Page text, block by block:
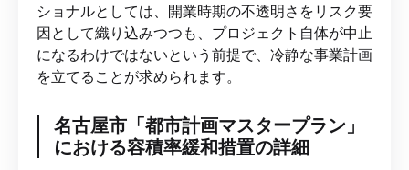
ショナルとしては、開業時期の不透明さをリスク要
因として織り込みつつも、プロジェクト自体が中止
になるわけではないという前提で、冷静な事業計画
を立てることが求められます。
名古屋市「都市計画マスタープラン」
における容積率緩和措置の詳細